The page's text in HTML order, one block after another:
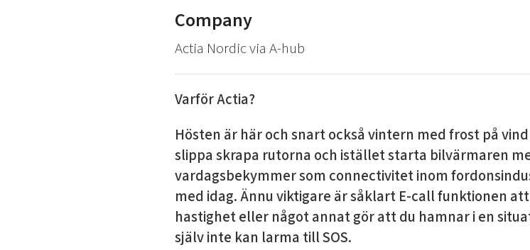
Company
Actia Nordic via A-hub
Varför Actia?
Hösten är här och snart också vintern med frost på
slippa skrapa rutorna och istället starta bilvärmaren
vardagsbekymmer som connectivitet inom
med idag. Ännu viktigare är såklart E-call funktionen
hastighet eller något annat gör att du hamnar i en
själv inte kan larma till SOS.